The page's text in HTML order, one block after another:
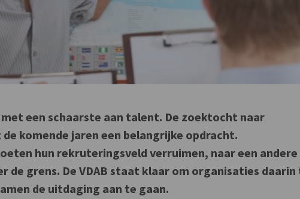
een schaarste aan talent. De zoektocht naar
komende jaren een belangrijke opdracht.
hun rekruteringsveld verruimen, naar een andere
de grens. De VDAB staat klaar om organisaties daarin
de uitdaging aan te gaan.